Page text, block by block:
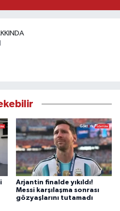
Arjantin finalde yıkıldı!
Messi karşılaşma sonrası
gözyaşlarını tutamadı